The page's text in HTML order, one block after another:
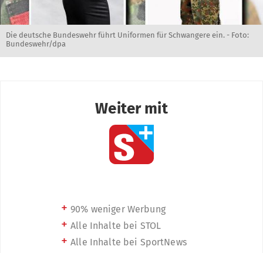
Die deutsche Bundeswehr führt Uniformen für Schwangere ein. - Foto:
Bundeswehr/dpa